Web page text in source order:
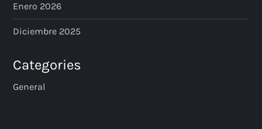
g
i
n
a
Enero 2026
Diciembre 2025
Categories
General